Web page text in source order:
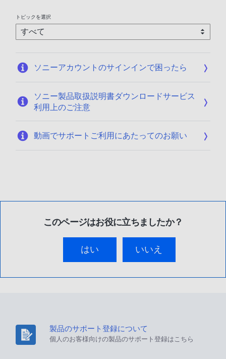
トピックを選択
ソニーアカウントのサインインで困ったら
ソニー製品取扱説明書ダウンロードサービス
利用上のご注意
動画でサポートご利用にあたってのお願い
このページはお役に立ちましたか？
はい いいえ
製品のサポート登録について
個人のお客様向けの製品のサポート登録はこちら